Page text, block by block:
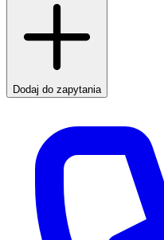
Dodaj do zapytania